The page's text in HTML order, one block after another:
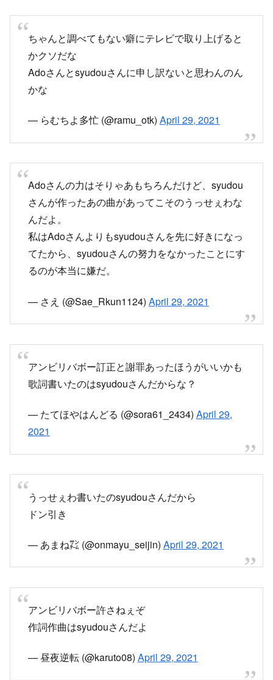
Adoさんの力はそりゃあもちろんだけど、syudou
さんが作ったあの曲があってこそのうっせぇわな
んだよ。
てたから、syudouさんの努力をなかったことにす
るのが本当に嫌だ。
— さえ (@Sae_Rkun1124)
アンビリバボー訂正と謝罪あったほうがいいかも
歌詞書いたのはsyudouさんだからな？
— たてほやはんどる (@sora61_2434)
2021
うっせぇわ書いたのsyudouさんだから
ドン引き
— あまね㌠ (@onmayu_seijin) April 29, 2021
アンビリバボー許さねぇぞ
作詞作曲はsyudouさんだよ
— 昼夜逆転 (@karuto08)
syudouさんがうっせえわ作曲してんで？？？？ア
ホなん？？アンビリーバボー。まじで見る気失せ
た。よく調べもせずに流行りもん特集しとけばい
上げてほしい、、